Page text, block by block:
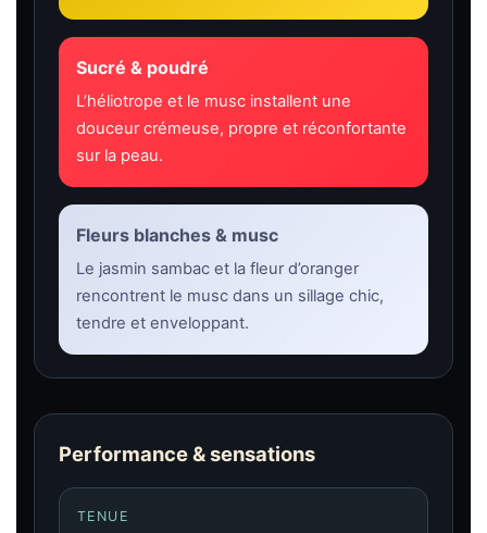
Sucré & poudré
L’héliotrope et le musc installent une
douceur crémeuse, propre et réconfortante
sur la peau.
Fleurs blanches & musc
Le jasmin sambac et la fleur d’oranger
rencontrent le musc dans un sillage chic,
tendre et enveloppant.
Performance & sensations
TENUE